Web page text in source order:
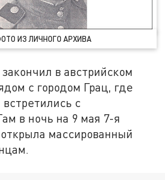
ИЗ ЛИЧНОГО АРХИВА
в австрийском
с городом Грац, где
с
в ночь на 9 мая 7-я
массированный